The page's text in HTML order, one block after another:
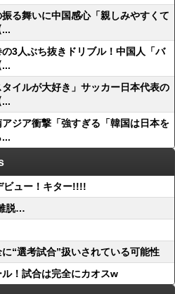
る舞いに中国感心「親しみやすくて
3人ぶち抜きドリブル！中国人「バ
イルが大好き」サッカー日本代表の
ジア衝撃「強すぎる「韓国は日本を
...
ビュー！キター!!!!
脱…
“選考試合”扱いされている可能性
ル！試合は完全にカオスw